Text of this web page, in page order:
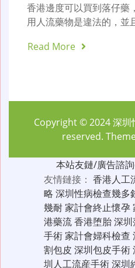
香港邊度可以買到落仔藥
用人流藥物是違法的，
Read More
Copyright © 2024深圳
reserved.
本站友鏈/廣告諮
友情鏈接： 香港人工
略 深圳性病檢查幾多
幾耐家計會終止懷孕
港藥流香港堕胎深
手術家計會婦科檢查
割包皮 深圳包皮手術
圳人工流産手術深圳